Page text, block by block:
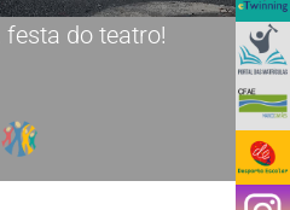
do teatro!